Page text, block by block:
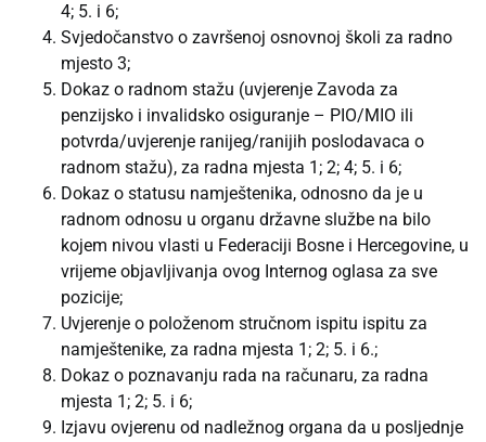
4; 5. i 6;
Svjedočanstvo o završenoj osnovnoj školi za radno
mjesto 3;
Dokaz o radnom stažu (uvjerenje Zavoda za
penzijsko i invalidsko osiguranje – PIO/MIO ili
potvrda/uvjerenje ranijeg/ranijih poslodavaca o
radnom stažu), za radna mjesta 1; 2; 4; 5. i 6;
Dokaz o statusu namještenika, odnosno da je u
radnom odnosu u organu državne službe na bilo
kojem nivou vlasti u Federaciji Bosne i Hercegovine, u
vrijeme objavljivanja ovog Internog oglasa za sve
pozicije;
Uvjerenje o položenom stručnom ispitu ispitu za
namještenike, za radna mjesta 1; 2; 5. i 6.;
Dokaz o poznavanju rada na računaru, za radna
mjesta 1; 2; 5. i 6;
Izjavu ovjerenu od nadležnog organa da u posljednje